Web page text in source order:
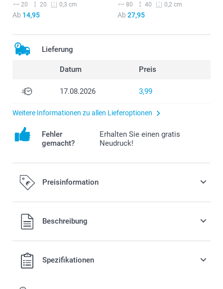
20 20 0,3 cm
Ab 14,95
80 40 0,2 cm
Ab 27,95
Lieferung
Datum Preis
17.08.2026 3,99
Weitere Informationen zu allen Lieferoptionen
Fehler
gemacht?
Erhalten Sie einen gratis
Neudruck!
Preisinformation
Alle Preise verstehen sich in EURO (€) inkl. MwSt. und zzgl.
Versandkosten.Beschreibung
Spezifikationen